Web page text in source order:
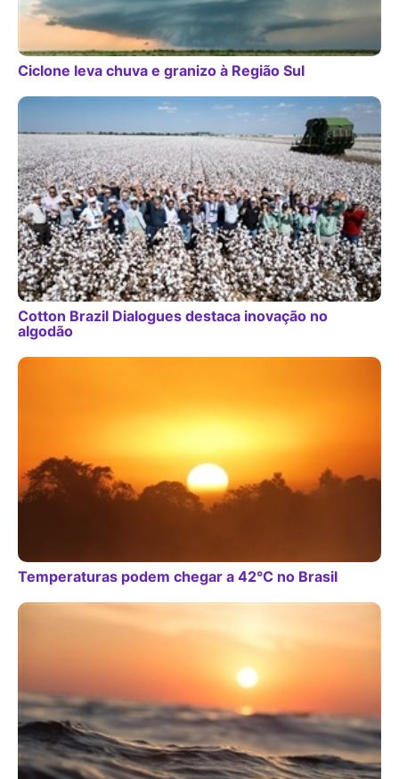
Ciclone leva chuva e granizo à Região Sul
Cotton Brazil Dialogues destaca inovação no
algodão
Temperaturas podem chegar a 42°C no Brasil